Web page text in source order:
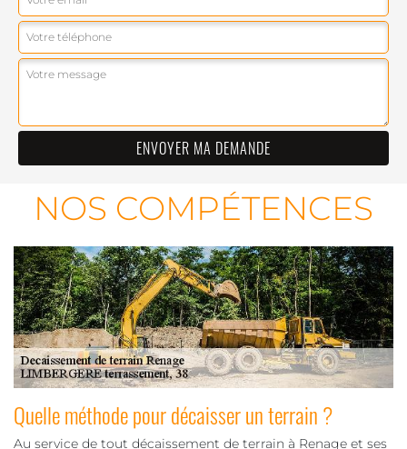
NOS COMPÉTENCES
Quelle méthode pour décaisser un terrain ?
Au service de tout décaissement de terrain à Renage et ses